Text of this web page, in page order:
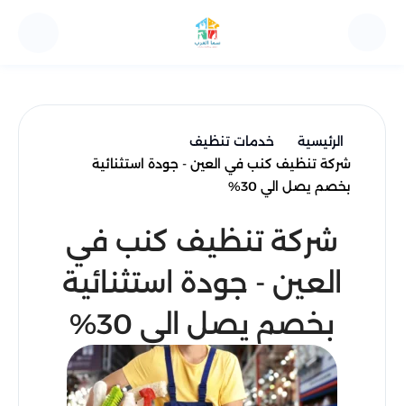
الرئيسية
خدمات تنظيف
شركة تنظيف كنب في العين - جودة استثنائية
بخصم يصل الي 30%
شركة تنظيف كنب في
العين - جودة استثنائية
بخصم يصل الي 30%